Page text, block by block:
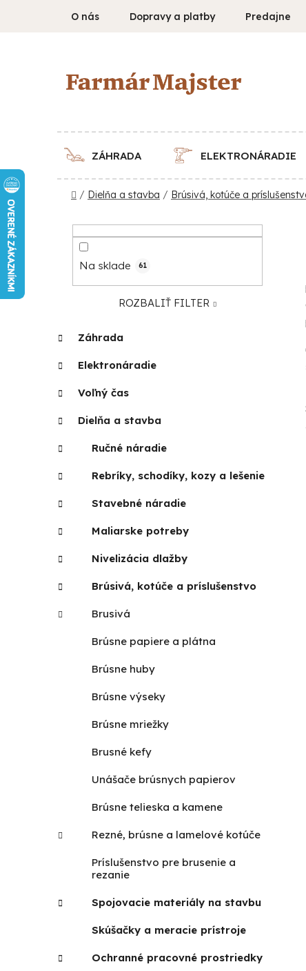
O nás Dopravy a platby Predajne
ZÁHRADA ELEKTRONÁRADIE
Domov
/ Dielňa a stavba / Brúsivá, kotúče a
a
n
e
Na sklade 61
ROZBALIŤ FILTER
kategórie
a
t
g
r
e
Záhrada
Elektronáradie
Voľný čas
Dielňa a stavba
Ručné náradie
Rebríky, schodíky, kozy a lešenie
Stavebné náradie
Maliarske potreby
Nivelizácia dlažby
Brúsivá, kotúče a príslušenstvo
Brusivá
Brúsne papiere a plátna
Brúsne huby
Brúsne výseky
Brúsne mriežky
Brusné kefy
Unášače brúsnych papierov
Brúsne telieska a kamene
Rezné, brúsne a lamelové kotúče
Príslušenstvo pre brusenie a
rezanie
Spojovacie materiály na stavbu
Skúšačky a meracie prístroje
Ochranné pracovné prostriedky